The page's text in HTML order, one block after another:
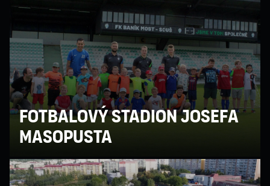
Fotbalový stadion Josefa
Masopusta